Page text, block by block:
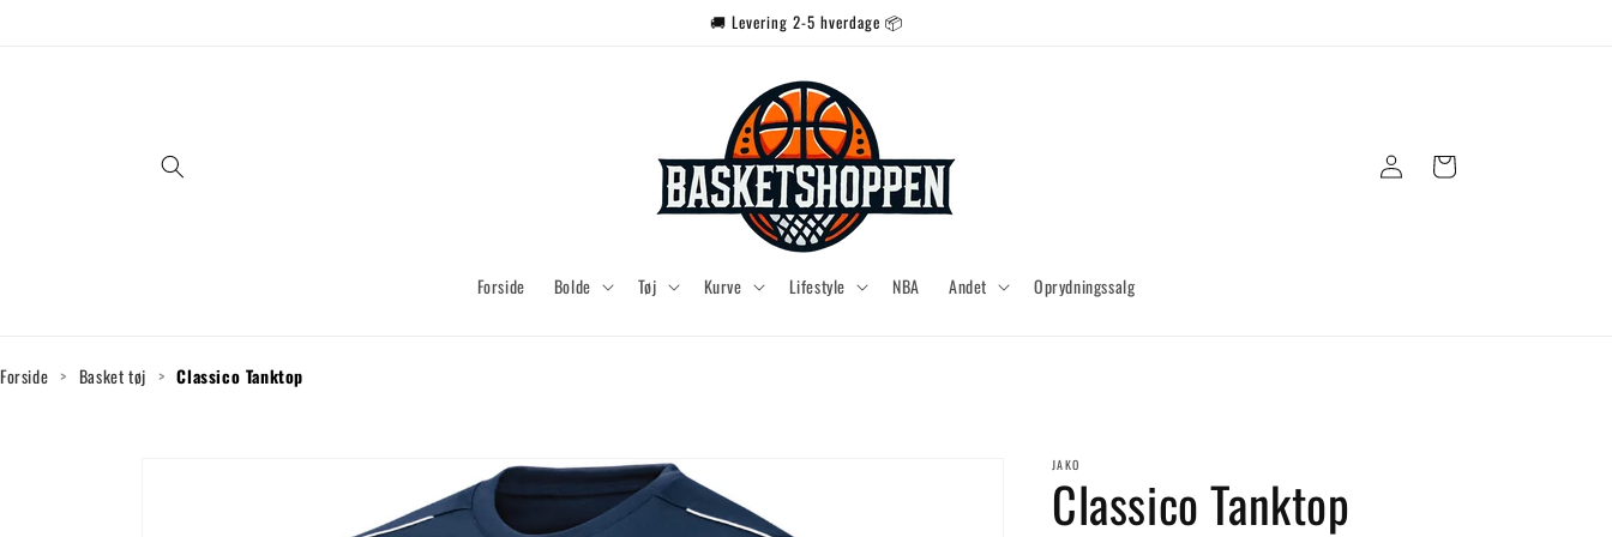
🚚 Levering 2-5 hverdage 📦
Forside Bolde Tøj Kurve Lifestyle NBA Andet Oprydningssalg
Log
ind
Indkøbskurv
Forside > Basket tøj > Classico Tanktop
JAKO
Classico Tanktop